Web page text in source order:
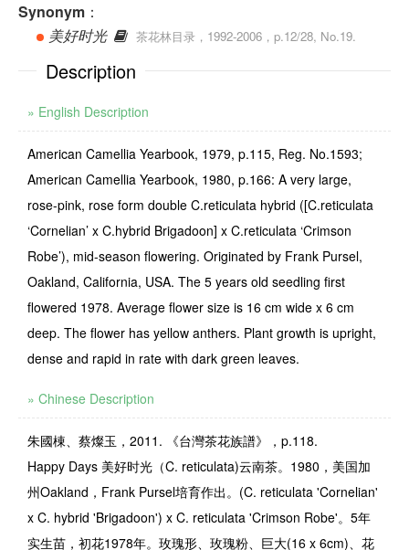
Synonym ：
美好时光
茶花林目录，1992-2006，p.12/28, No.19.
Description
» English Description
American Camellia Yearbook, 1979, p.115, Reg. No.1593;
American Camellia Yearbook, 1980, p.166: A very large,
rose-pink, rose form double C.reticulata hybrid ([C.reticulata
‘Cornelian’ x C.hybrid Brigadoon] x C.reticulata ‘Crimson
Robe’), mid-season flowering. Originated by Frank Pursel,
Oakland, California, USA. The 5 years old seedling first
flowered 1978. Average flower size is 16 cm wide x 6 cm
deep. The flower has yellow anthers. Plant growth is upright,
dense and rapid in rate with dark green leaves.
» Chinese Description
朱國棟、蔡燦玉，2011. 《台灣茶花族譜》，p.118.
Happy Days 美好时光（C. reticulata)云南茶。 1980 ，美国加
州Oakland ， Frank Pursel培育作出。 (C. reticulata 'Cornelian'
x C. hybrid 'Brigadoon') x C. reticulata 'Crimson Robe'。5年
实生苗，初花1978年。玫瑰形、玫瑰粉、巨大(16 x 6cm)、花